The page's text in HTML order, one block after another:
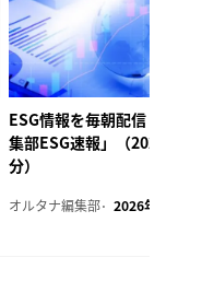
ESG情報を毎朝配信「オル
集部ESG速報」（2026年8
分）
オルタナ編集部 2026年8月7日